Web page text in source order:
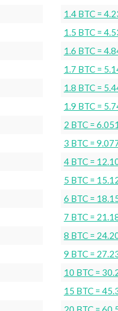
1.4 BTC =
1.5 BTC =
1.6 BTC =
1.7 BTC =
1.8 BTC =
1.9 BTC =
2 BTC =
3 BTC =
4 BTC =
5 BTC =
6 BTC =
7 BTC =
8 BTC =
9 BTC =
10 BTC =
15 BTC =